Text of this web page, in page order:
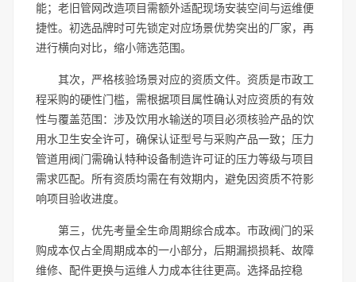
能；老旧管网改造项目需额外适配现场安装空间与运维便
捷性。初选品牌时可先锁定对应场景优势突出的厂家，再
进行横向对比，缩小筛选范围。
其次，严格核验场景对应的资质文件。资质是市政工
程采购的硬性门槛，需根据项目属性确认对应资质的有效
性与覆盖范围：涉及饮用水输送的项目必须核验产品的饮
用水卫生安全许可，确保认证型号与采购产品一致；压力
管道用阀门需确认特种设备制造许可证的压力等级与项目
需求匹配。所有资质均需在有效期内，避免因资质不符影
响项目验收进度。
第三，优先考量全生命周期综合成本。市政阀门的采
购成本仅占全周期成本的一小部分，后期漏损损耗、故障
维修、配件更换与运维人力成本往往更高。选择品控稳